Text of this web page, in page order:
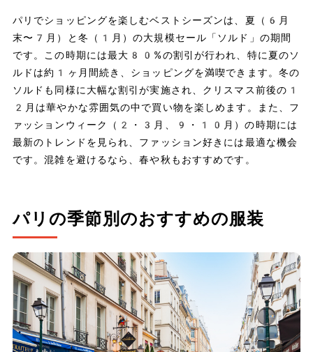
パリでショッピングを楽しむベストシーズンは、夏（6月
末〜7月）と冬（1月）の大規模セール「ソルド」の期間
です。この時期には最大80%の割引が行われ、特に夏のソ
ルドは約1ヶ月間続き、ショッピングを満喫できます。冬の
ソルドも同様に大幅な割引が実施され、クリスマス前後の1
2月は華やかな雰囲気の中で買い物を楽しめます。また、フ
ァッションウィーク（2・3月、9・10月）の時期には
最新のトレンドを見られ、ファッション好きには最適な機会
です。混雑を避けるなら、春や秋もおすすめです。
パリの季節別のおすすめの服装